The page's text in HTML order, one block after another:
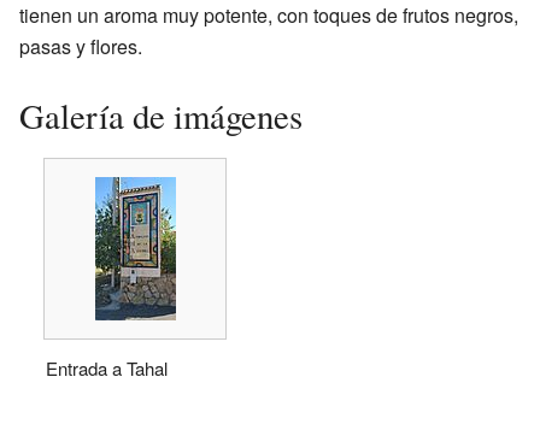
tienen un aroma muy potente, con toques de frutos negros,
pasas y flores.
Galería de imágenes
Entrada a Tahal